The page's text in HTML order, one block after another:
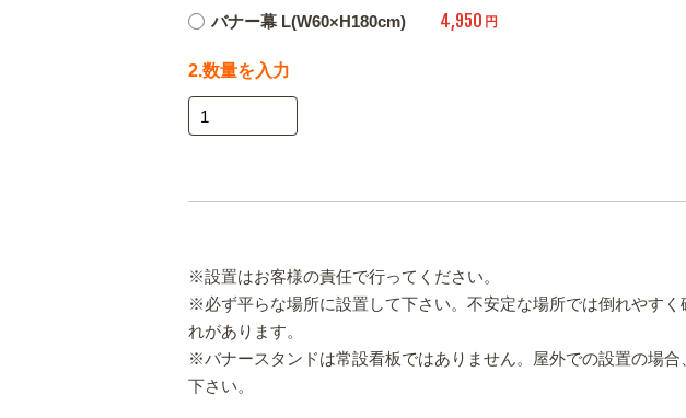
バナー幕 L(W60×H180cm) 4,950 円
2.数量を入力
※設置はお客様の責任で行ってください。
※必ず平らな場所に設置して下さい。不安定な場所では倒れやす
れがあります。
※バナースタンドは常設看板ではありません。屋外での設置の場
下さい。